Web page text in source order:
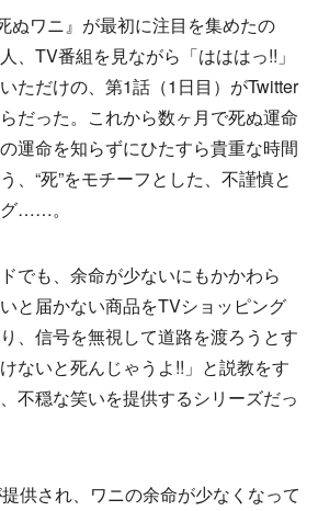
ぬワニ』が最初に注目を集めたの
、TV番組を見ながら「はははっ!!」
ただけの、第1話（1日目）がTwitter
だった。これから数ヶ月で死ぬ運命
運命を知らずにひたすら貴重な時間
、“死”をモチーフとした、不謹慎と
……。
でも、余命が少ないにもかかわら
と届かない商品をTVショッピング
、信号を無視して道路を渡ろうとす
ないと死んじゃうよ!!」と説教をす
不穏な笑いを提供するシリーズだっ
供され、ワニの余命が少なくなって